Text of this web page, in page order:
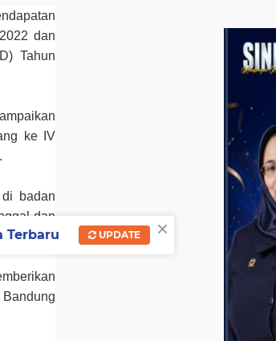
dan
Tahun
ke IV
badan
dan
×
Terbaru UPDATE